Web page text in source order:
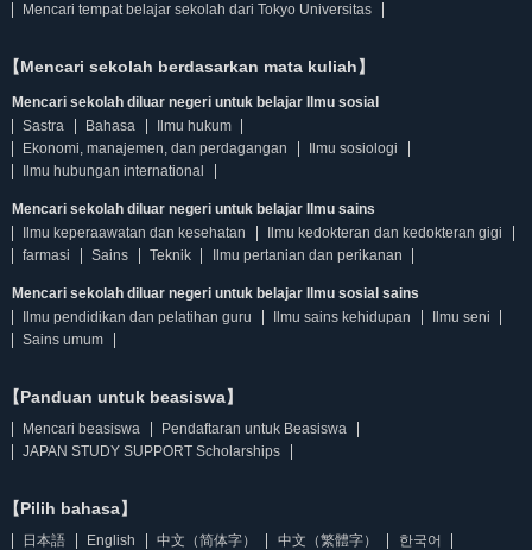
Mencari tempat belajar sekolah dari Tokyo Universitas
【Mencari sekolah berdasarkan mata kuliah】
Mencari sekolah diluar negeri untuk belajar Ilmu sosial
Sastra
Bahasa
Ilmu hukum
Ekonomi, manajemen, dan perdagangan
Ilmu sosiologi
Ilmu hubungan international
Mencari sekolah diluar negeri untuk belajar Ilmu sains
Ilmu keperaawatan dan kesehatan
Ilmu kedokteran dan kedokteran gigi
farmasi
Sains Teknik Ilmu pertanian dan perikanan
Mencari sekolah diluar negeri untuk belajar Ilmu sosial sains
Ilmu pendidikan dan pelatihan guru
Ilmu sains kehidupan
Ilmu seni
Sains umum
【Panduan untuk beasiswa】
Mencari beasiswa
Pendaftaran untuk Beasiswa
JAPAN STUDY SUPPORT Scholarships
【Pilih bahasa】
日本語 English 中文（简体字） 中文（繁體字） 한국어